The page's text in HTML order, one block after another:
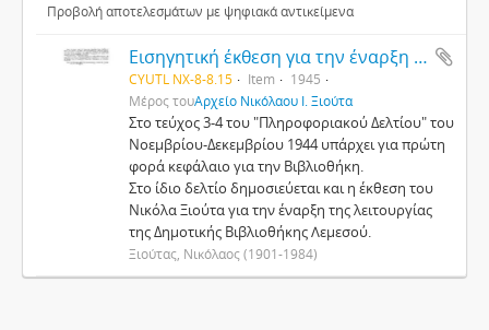
Προβολή αποτελεσμάτων με ψηφιακά αντικείμενα
Εισηγητική έκθεση για την έναρξη της λειτουργίας της Δημοτικής Βιβλιοθήκης στη Λεμεσό
CYUTL NX-8-8.15 Item
1945
Μέρος τουΑρχείο Νικόλαου Ι. Ξιούτα
Στο τεύχος 3-4 του "Πληροφοριακού Δελτίου" του
Νοεμβρίου-Δεκεμβρίου 1944 υπάρχει για πρώτη
φορά κεφάλαιο για την Βιβλιοθήκη.
Στο ίδιο δελτίο δημοσιεύεται και η έκθεση του
Νικόλα Ξιούτα για την έναρξη της λειτουργίας
της Δημοτικής Βιβλιοθήκης Λεμεσού.
Ξιούτας, Νικόλαος (1901-1984)